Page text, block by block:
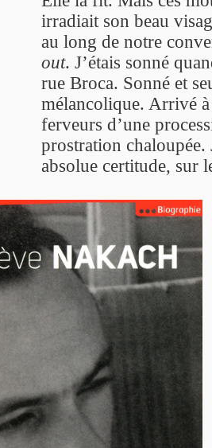
irradiait son beau
au long de notre
out. J’étais sonné
rue Broca. Sonné et
mélancolique. Arrivé à
ferveurs d’une
prostration chaloupée.
absolue certitude, sur